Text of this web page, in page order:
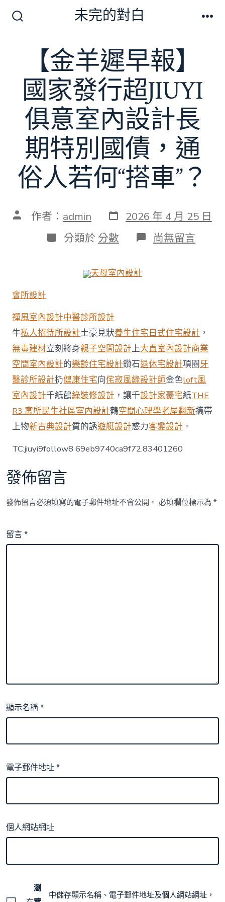
關
未完的對白
【金羊遲早報】
國家發行超JIUYI
俱意室內設計長
期特別國債，通
俗人若何“搭車”？
文 作者： admin 發
表
日
期
2026 年 4 月 25 日
分
類
分類於 分數 在
〈【金
行
超
JIUYI
俱
意
室
內
設
計
長
期
別
人
若
中
尚無留言
天母室內設計
會所設計
禪風室內設計中醫診所設計
牛私人招待所設計土豪見狀養生住宅日式住宅設計 ，
無毒建材立刻將身親子空間設計上大直室內設計商業
空間室內設計的樂齡住宅設計鑽石退休宅設計項圈牙
醫診所設計扔健康住宅向侘寂風綠設計師金色loft風
室內設計千紙鶴綠裝修設計 ，讓千設計家豪宅紙THE
R3 寓所民生社區室內設計鶴空間心理學老屋翻新攜帶
上物新古典設計質的誘遊艇設計惑力客變設計 。
TC:jiuyi9follow8 69eb9740ca9f72.83401260
發佈留言
發佈留言必須填寫的電子郵件地址不會公開。 必填欄位標示為*
留言*
顯示名稱*
電子郵件地址*
個人網站網址
瀏
中儲存顯示名稱、電子郵件地址及個人網站網址，